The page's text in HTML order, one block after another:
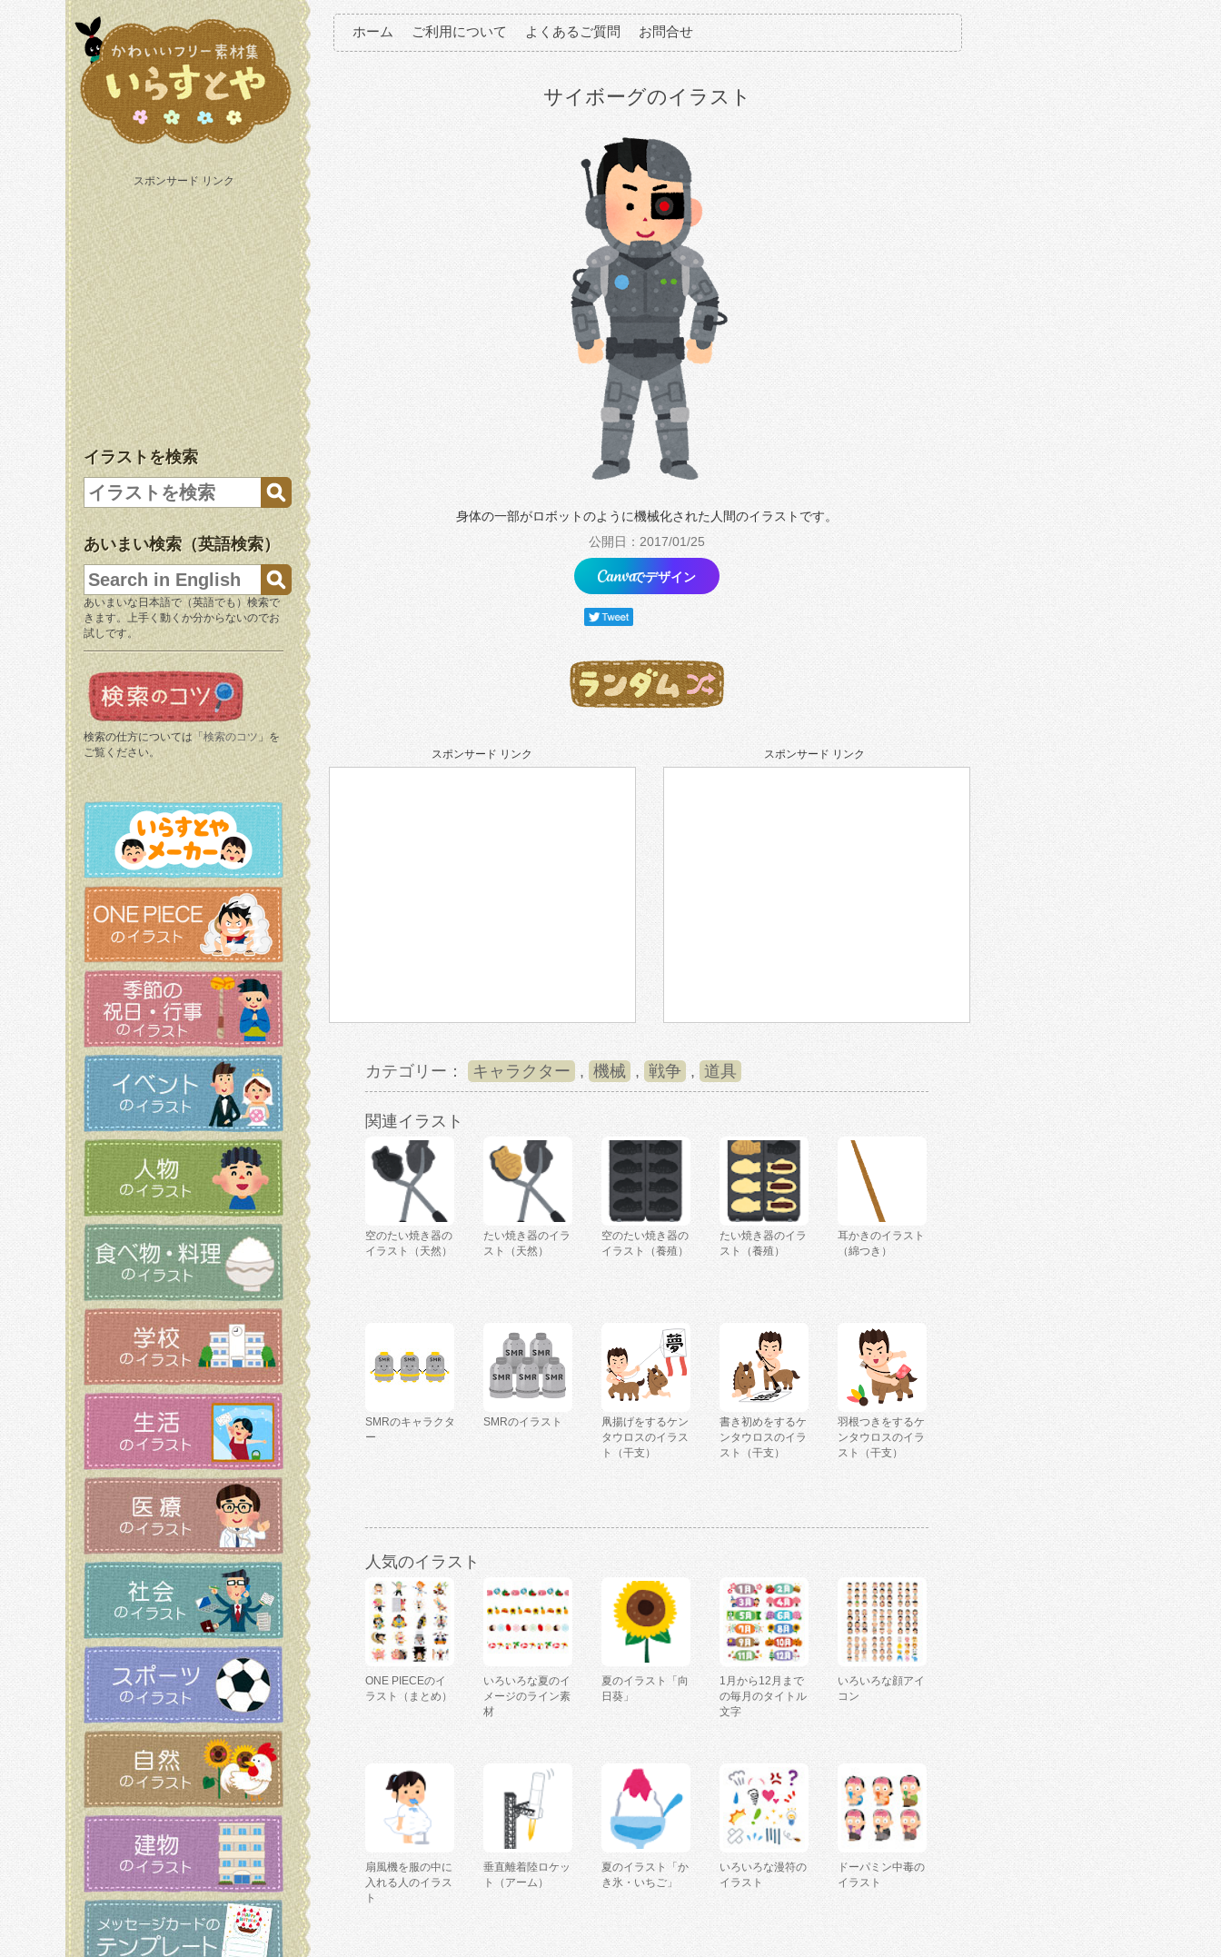
スポンサード リンク
イラストを検索
あいまい検索（英語検索）
あいまいな日本語で（英語でも）検索で
きます。上手く動くか分からないのでお
試しです。
検索の仕方については「 検索のコツ 」を
ご覧ください。
ホーム ご利用について よくあるご質問 お問合せ
サイボーグのイラスト
身体の一部がロボットのように機械化された人間のイラストです。
公開日：2017/01/25
でデザイン
スポンサード リンク スポンサード リンク
カテゴリー： キャラクター , 機械 , 戦争 , 道具
関連イラスト
空のたい焼き器の
イラスト（天然）
たい焼き器のイラ
スト（天然）
空のたい焼き器の
イラスト（養殖）
たい焼き器のイラ
スト（養殖）
耳かきのイラスト
（綿つき）
SMRのキャラクタ
ー
SMRのイラスト
凧揚げをするケン
タウロスのイラス
ト（干支）
書き初めをするケ
ンタウロスのイラ
スト（干支）
羽根つきをするケ
ンタウロスのイラ
スト（干支）
人気のイラスト
ONE PIECEのイ
ラスト（まとめ）
いろいろな夏のイ
メージのライン素
材
夏のイラスト「向
日葵」
1月から12月まで
の毎月のタイトル
文字
いろいろな顔アイ
コン
扇風機を服の中に
入れる人のイラス
ト
垂直離着陸ロケッ
ト（アーム）
夏のイラスト「か
き氷・いちご」
いろいろな漫符の
イラスト
ドーパミン中毒の
イラスト